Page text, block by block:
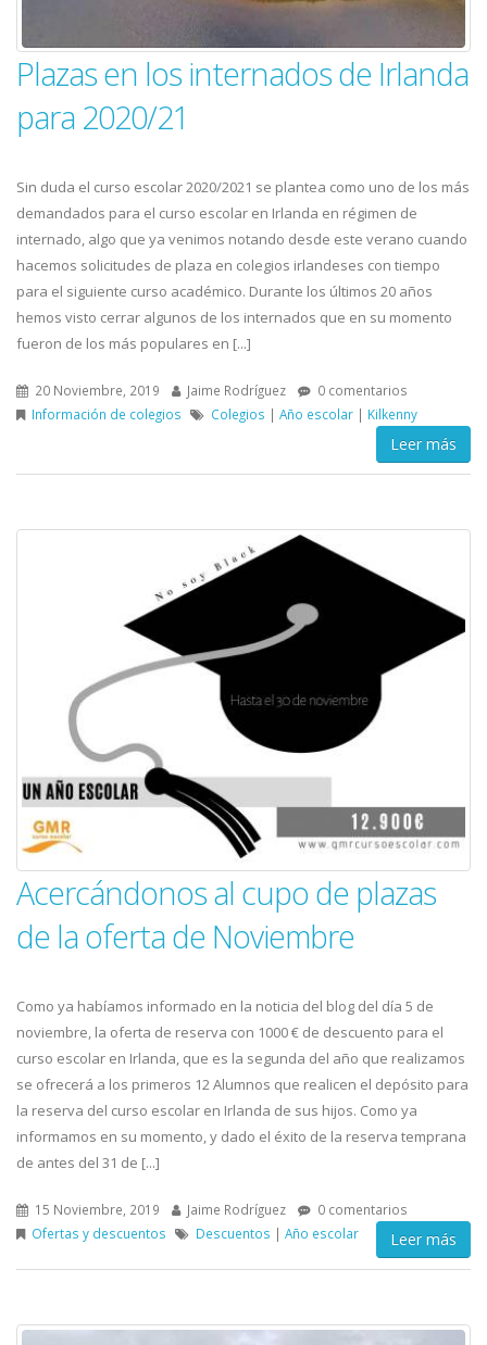
Plazas en los internados de Irlanda
para 2020/21
Sin duda el curso escolar 2020/2021 se plantea como uno de los más
demandados para el curso escolar en Irlanda en régimen de
internado, algo que ya venimos notando desde este verano cuando
hacemos solicitudes de plaza en colegios irlandeses con tiempo
para el siguiente curso académico. Durante los últimos 20 años
hemos visto cerrar algunos de los internados que en su momento
fueron de los más populares en [...]
20 Noviembre, 2019 Jaime Rodríguez
0 comentarios
Información de colegios
Colegios | Año escolar | Kilkenny
Leer más
Acercándonos al cupo de plazas
de la oferta de Noviembre
Como ya habíamos informado en la noticia del blog del día 5 de
noviembre, la oferta de reserva con 1000 € de descuento para el
curso escolar en Irlanda, que es la segunda del año que realizamos
se ofrecerá a los primeros 12 Alumnos que realicen el depósito para
la reserva del curso escolar en Irlanda de sus hijos. Como ya
informamos en su momento, y dado el éxito de la reserva temprana
de antes del 31 de [...]
15 Noviembre, 2019 Jaime Rodríguez
0 comentarios
Ofertas y descuentos
Descuentos | Año escolar Leer más